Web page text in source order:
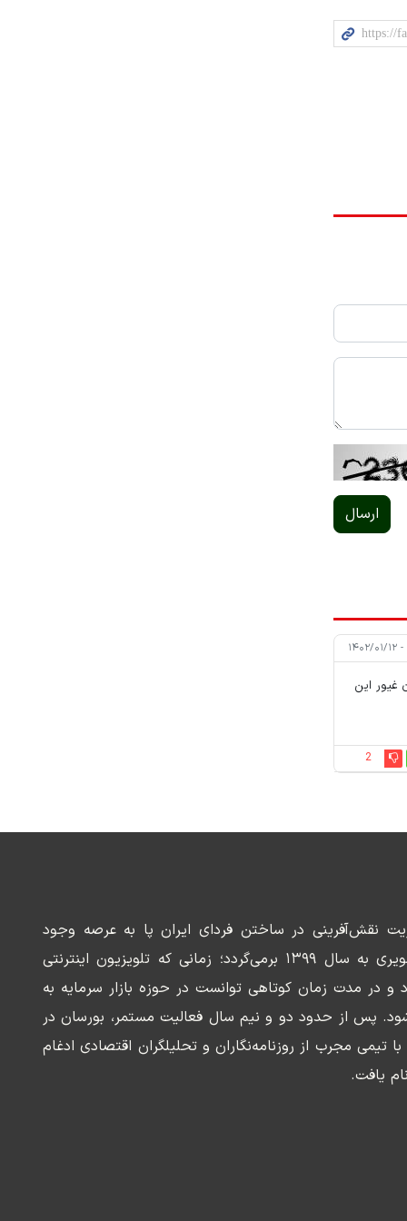
ارسال
غیور این
2
نقش‌آفرینی در ساختن فردای ایران پا به عرصه وجود
می‌گذارد. سابقه این رسانه تصویری به سال ۱۳۹۹ برمی‌گردد؛ زمانی که تلویزیون اینترنتی
و در مدت زمان کوتاهی توانست در حوزه بازار سرمایه به
پس از حدود دو و نیم سال فعالیت مستمر، بورسان در
با تیمی مجرب از روزنامه‌نگاران و تحلیلگران اقتصادی ادغام
یافت.